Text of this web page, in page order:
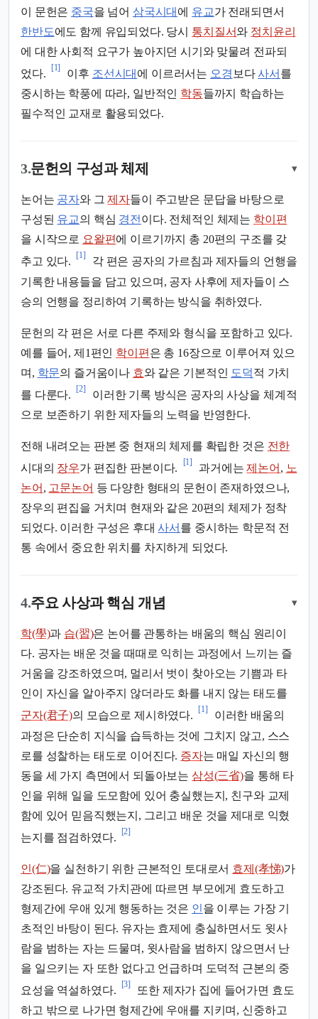
이 문헌은 중국을 넘어 삼국시대 에 유교가 전래되면서
한반도에도 함께 유입되었다. 당시 통치질서와 정치윤리
에 대한 사회적 요구가 높아지던 시기와 맞물려 전파되
었다.
[1]
이후 조선시대 에 이르러서는 오경 보다사서 를
중시하는 학풍에 따라, 일반적인 학동들까지 학습하는
필수적인 교재로 활용되었다.
3.문헌의 구성과 체제 ▾
논어는 공자와 그제자들이 주고받은 문답을 바탕으로
구성된 유교의 핵심 경전 이다. 전체적인 체제는 학이편
을 시작으로 요왈편에 이르기까지 총 20편의 구조를 갖
추고 있다.
[1]
각 편은 공자의 가르침과 제자들의 언행을
기록한 내용들을 담고 있으며, 공자 사후에 제자들이 스
승의 언행을 정리하여 기록하는 방식을 취하였다.
문헌의 각 편은 서로 다른 주제와 형식을 포함하고 있다.
예를 들어, 제1편인 학이편 은 총 16장으로 이루어져 있으
며, 학문의 즐거움이나 효와 같은 기본적인 도덕적 가치
를 다룬다.
[2]
이러한 기록 방식은 공자의 사상을 체계적
으로 보존하기 위한 제자들의 노력을 반영한다.
전해 내려오는 판본 중 현재의 체제를 확립한 것은 전한
시대의 장우가 편집한 판본이다.
[1]
과거에는제논어 , 노
논어 , 고문논어 등 다양한 형태의 문헌이 존재하였으나,
장우의 편집을 거치며 현재와 같은 20편의 체제가 정착
되었다. 이러한 구성은 후대사서 를 중시하는 학문적 전
통 속에서 중요한 위치를 차지하게 되었다.
4.주요 사상과 핵심 개념 ▾
학(學)과 습(習)은 논어를 관통하는 배움의 핵심 원리이
다. 공자는 배운 것을 때때로 익히는 과정에서 느끼는 즐
거움을 강조하였으며, 멀리서 벗이 찾아오는 기쁨과 타
인이 자신을 알아주지 않더라도 화를 내지 않는 태도를
군자(君子)의 모습으로 제시하였다.
[1]
이러한 배움의
과정은 단순히 지식을 습득하는 것에 그치지 않고, 스스
로를 성찰하는 태도로 이어진다. 증자는 매일 자신의 행
동을 세 가지 측면에서 되돌아보는 삼성(三省)을 통해 타
인을 위해 일을 도모함에 있어 충실했는지, 친구와 교제
함에 있어 믿음직했는지, 그리고 배운 것을 제대로 익혔
는지를 점검하였다.
[2]
인(仁)을 실천하기 위한 근본적인 토대로서 효제(孝悌)가
강조된다. 유교적 가치관에 따르면 부모에게 효도하고
형제간에 우애 있게 행동하는 것은 인을 이루는 가장 기
초적인 바탕이 된다. 유자는 효제에 충실하면서도 윗사
람을 범하는 자는 드물며, 윗사람을 범하지 않으면서 난
을 일으키는 자 또한 없다고 언급하며 도덕적 근본의 중
요성을 역설하였다.
[3]
또한 제자가 집에 들어가면 효도
하고 밖으로 나가면 형제간에 우애를 지키며, 신중하고